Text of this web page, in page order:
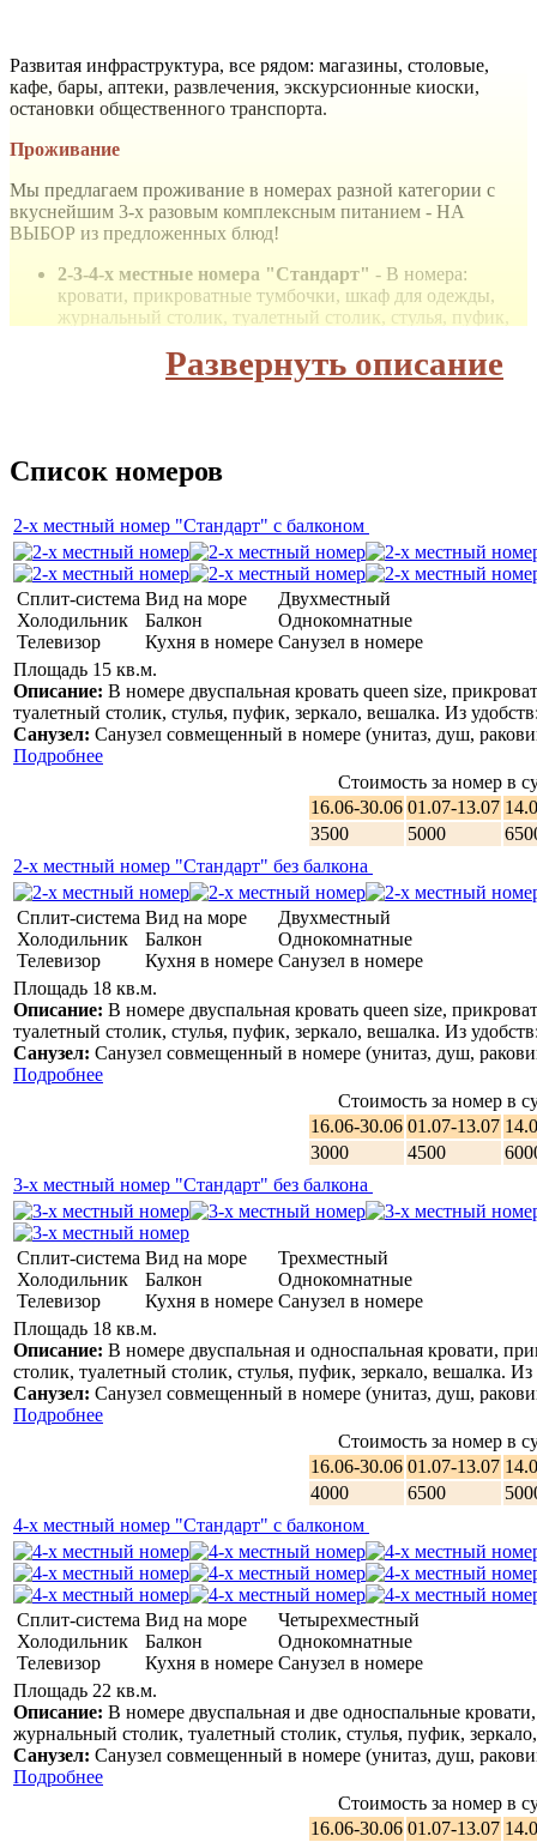
Развитая инфраструктура, все рядом: магазины, столовые,
кафе, бары, аптеки, развлечения, экскурсионные киоски,
остановки общественного транспорта.
Проживание
Мы предлагаем проживание в номерах разной категории с
вкуснейшим 3-х разовым комплексным питанием - НА
ВЫБОР из предложенных блюд!
2-3-4-х местные номера "Стандарт" - В номера:
кровати, прикроватные тумбочки, шкаф для одежды,
журнальный столик, туалетный столик, стулья, пуфик,
экраном, мини-холодильник, сплит-система,
светильник, фен, wi-fi интернет. С балконом и без
тумбочки, шкаф для одежды, журнальный столик,
туалетный столик, стулья, пуфик, зеркало, вешалка. Из
холодильник, сплит-система, светильник, фен, wi-fi
интернет.
2-х комнатные 4-5-ти местные номера "Люкс"- В
комнатах: кровати, прикроватные тумбочки, шкаф для
одежды, журнальный столик, туалетный столик, стулья,
пуфик, зеркало, вешалка. Из удобств: телевизор с
плоским экраном, мини-холодильник, сплит-система,
светильник, фен, wi-fi интернет, балкон.
Питание
В Гостевом доме "Барвиха у Моря" столовая с кондиционером
и большим телевизором. Вас ждут аппетитные и
разнообразные блюда домашней кухни. У нас вкусное и
сбалансированное питание, а это залог здоровья и отличного
настроения. Комплексное питание "на выбор" - это когда из
нескольких предложенных вариантов салатов, супов, вторых,
гарниров и т.п., вы выбираете то, что любите. В меню
столовой, всегда представлены любимые детские блюда. Есть
высокие стульчики для кормления малышей. В баре можно
отдохнуть на свежем воздухе с любимыми напитками и
отличным шашлыком.
В СЛУЧАЕ ПРОЖИВАНИЯ В ОТЕЛЕ МЕНЕЕ 20-ТИ
ЧЕЛОВЕК, ОТЕЛЬ ОСТАВЛЯЕТ ЗА СОБОЙ ПРАВО
ИЗМЕНИТЬ ПИТАНИЕ ПО СИСТЕМЕ "Комплексное
питание на выбор из предложенных блюд" НА" Комплексное
питание" С СОХРАНЕНИЕМ СТОИМОСТИ.
Услуги для гостей:
Автостоянка;
Мангальная зона для гостей, где они могут пожарить
мясо, рядом зоны что бы посидеть и атмосферно
провести время в кругу друзей и семьи;
Есть кулер с чистой питьевой водой, на каждом этаже,
гладильные принадлежности, чайник, микроволновая
печь;
Трансфер;
Детская площадка и детская комната;
Столовая;
Кафе-бар;
Уборка номеров, смена полотенец белья 1 раз вт 5 дней.
Ограничение:
С животными не принимаем;
В номерах не курить.
Развернуть описание
Список номеров
2-х местный номер "Стандарт" с балконом
Сплит-система
Холодильник
Телевизор
Вид на море
Балкон
Кухня в номере
Двухместный
Однокомнатные
Санузел в номере
Площадь 15 кв.м.
Описание: В номере двуспальная кровать queen size,
туалетный столик, стулья, пуфик, зеркало, вешалка. Из
Санузел: Санузел совмещенный в номере (унитаз, душ,
Подробнее
Стоимость за номер в
16.06-30.06 01.07-13.07
3500
5000
2-х местный номер "Стандарт" без балкона
Сплит-система
Холодильник
Телевизор
Вид на море
Балкон
Кухня в номере
Двухместный
Однокомнатные
Санузел в номере
Площадь 18 кв.м.
Описание: В номере двуспальная кровать queen size,
туалетный столик, стулья, пуфик, зеркало, вешалка. Из
Санузел: Санузел совмещенный в номере (унитаз, душ,
Подробнее
Стоимость за номер в
16.06-30.06 01.07-13.07
3000
4500
3-х местный номер "Стандарт" без балкона
Сплит-система
Холодильник
Телевизор
Вид на море
Балкон
Кухня в номере
Трехместный
Однокомнатные
Санузел в номере
Площадь 18 кв.м.
Описание: В номере двуспальная и односпальная кровати,
столик, туалетный столик, стулья, пуфик, зеркало, вешалка.
Санузел: Санузел совмещенный в номере (унитаз, душ,
Подробнее
Стоимость за номер в
16.06-30.06 01.07-13.07
4000
6500
4-х местный номер "Стандарт" с балконом
Сплит-система
Холодильник
Телевизор
Вид на море
Балкон
Кухня в номере
Четырехместный
Однокомнатные
Санузел в номере
Площадь 22 кв.м.
Описание: В номере двуспальная и две односпальные
журнальный столик, туалетный столик, стулья, пуфик,
Санузел: Санузел совмещенный в номере (унитаз, душ,
Подробнее
Стоимость за номер в
16.06-30.06 01.07-13.07